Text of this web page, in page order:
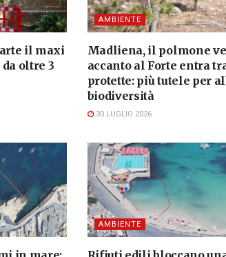
il maxi
oltre 3
AMBIENTE
Madliena, il polmone
accanto al Forte entra
protette: più tutele per
biodiversità
30 LUGLIO 2026
AMBIENTE